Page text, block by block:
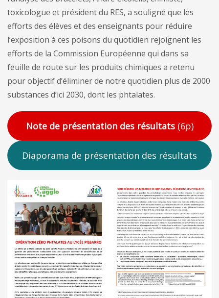
toxicologue et président du RES, a souligné que les
efforts des élèves et des enseignants pour réduire
l’exposition à ces poisons du quotidien rejoignent les
efforts de la Commission Européenne qui dans sa
feuille de route sur les produits chimiques a retenu
pour objectif d’éliminer de notre quotidien plus de 2000
substances d’ici 2030, dont les phtalates.
Note de présentation des résultats(6p)
Diaporama de présentation des résultats